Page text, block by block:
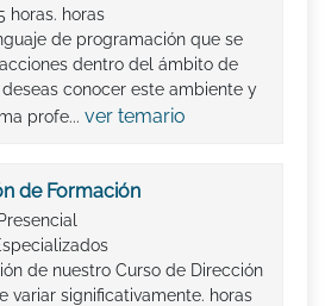
horas. horas
de programación que se
dentro del ámbito de
conocer este ambiente y
profe... ver temario
de Formación
de nuestro Curso de Dirección
variar significativamente. horas